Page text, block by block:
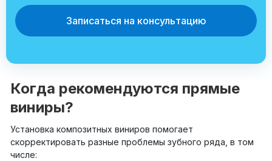
Записаться на консультацию
Когда рекомендуются прямые
виниры?
Установка композитных виниров помогает
скорректировать разные проблемы зубного ряда, в том
числе: